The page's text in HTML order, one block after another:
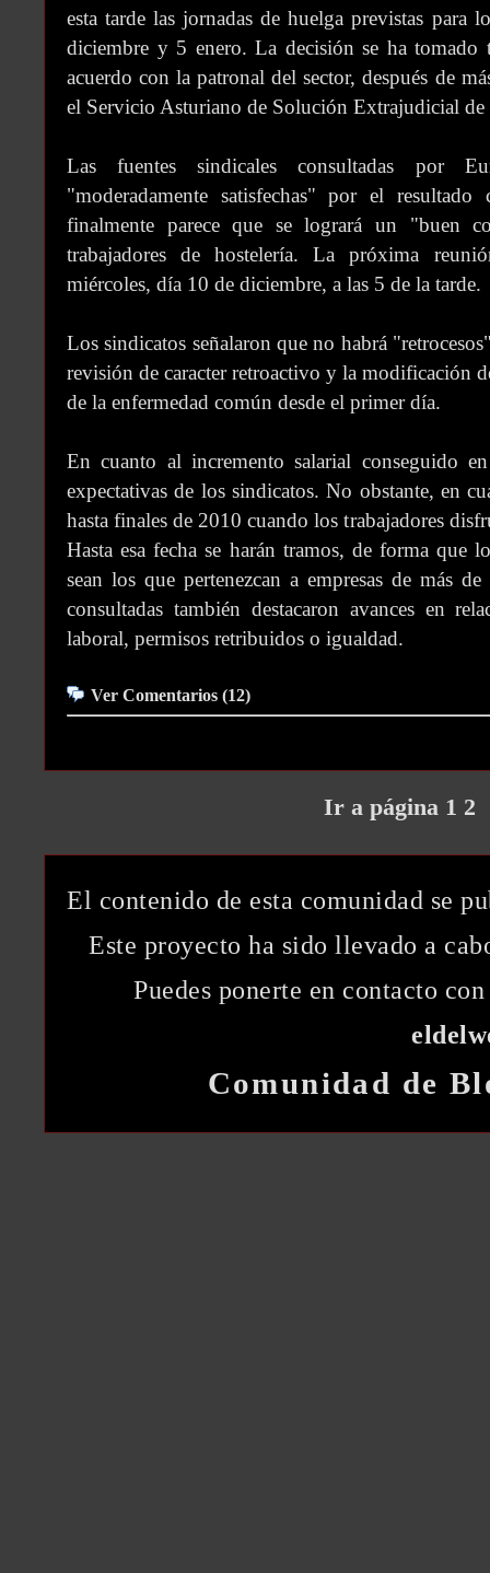
esta tarde las jornadas de huelga previstas
diciembre y 5 enero. La decisión se ha tomado
acuerdo con la patronal del sector, después de
el Servicio Asturiano de Solución Extrajudicial
Las fuentes sindicales consultadas por
"moderadamente satisfechas" por el resultado
finalmente parece que se logrará un "buen
trabajadores de hostelería. La próxima
miércoles, día 10 de diciembre, a las 5 de la tarde.
Los sindicatos señalaron que no habrá
revisión de caracter retroactivo y la modificación
de la enfermedad común desde el primer día.
En cuanto al incremento salarial conseguido
expectativas de los sindicatos. No obstante, en
hasta finales de 2010 cuando los trabajadores
Hasta esa fecha se harán tramos, de forma que
sean los que pertenezcan a empresas de más
consultadas también destacaron avances en
laboral, permisos retribuidos o igualdad.
Ver Comentarios (12)
Ir a página 1 2
El contenido de esta comunidad se
Este proyecto ha sido llevado a
Puedes ponerte en contacto
Comunidad de